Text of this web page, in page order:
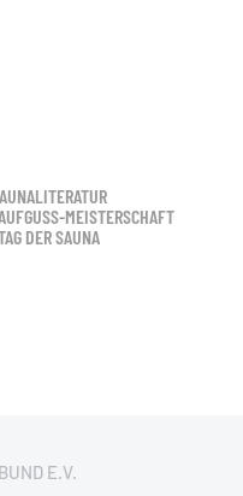
MEISTERSCHAFT
DER SAUNA
E.V.